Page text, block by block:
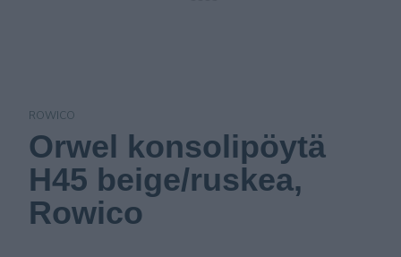
ROWICO
Orwel konsolipöytä
H45 beige/ruskea,
Rowico